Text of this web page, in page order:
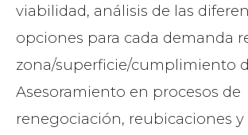
viabilidad, análisis de las
opciones para cada demanda
zona/superficie/cumplimiento
Asesoramiento en procesos de
renegociación, reubicaciones y